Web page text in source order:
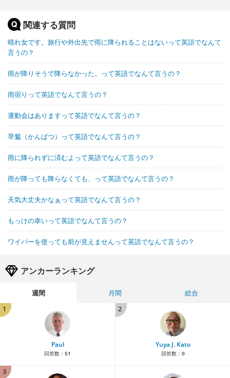
関連する質問
晴れ女です。旅行や外出先で雨に降られることはないって英語でなんて
言うの？
雨が降りそうで降らなかった。って英語でなんて言うの？
雨宿りって英語でなんて言うの？
運動会はありますって英語でなんて言うの？
旱魃（かんばつ）って英語でなんて言うの？
雨に降られずに済むよって英語でなんて言うの？
雨が降っても降らなくても、って英語でなんて言うの？
天気大丈夫かなぁって英語でなんて言うの？
もっけの幸いって英語でなんて言うの？
ワイパーを使っても前が見えませんって英語でなんて言うの？
アンカーランキング
週間 月間
総合
1
Paul
回答数： 51
2
Yuya J. Kato
回答数： 0
3